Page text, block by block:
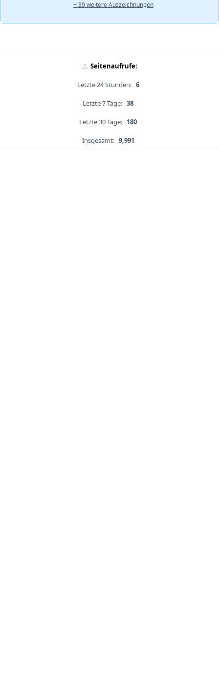
+ 39 weitere Auszeichnungen
Seitenaufrufe:
Letzte 24 Stunden: 6
Letzte 7 Tage: 38
Letzte 30 Tage: 180
Insgesamt: 9,991